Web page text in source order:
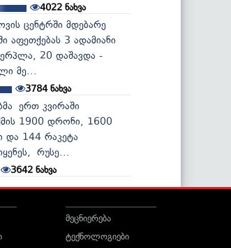
4022ნახვა
ცენტრში მდებარე
აფეთქებას 3 ადამიანი
20 დაშავდა -
მე...
3784ნახვა
ერთ კვირაში
1900 დრონი, 1600
და 144 რაკეტა
რუსე...
3642 ნახვა
მეცნიერება
ტექნოლოგიები